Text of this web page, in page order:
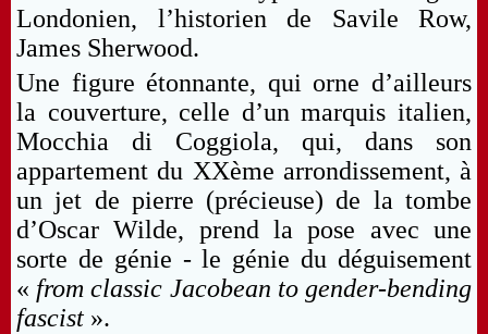
Londonien, l’historien de Savile Row,
James Sherwood.
Une figure étonnante, qui orne d’ailleurs
la couverture, celle d’un marquis italien,
Mocchia di Coggiola, qui, dans son
appartement du XXème arrondissement, à
un jet de pierre (précieuse) de la tombe
d’Oscar Wilde, prend la pose avec une
sorte de génie - le génie du déguisement
« from classic Jacobean to gender-bending
fascist ».